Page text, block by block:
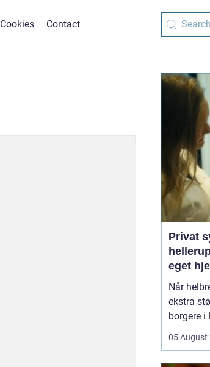
Cookies Contact
Privat
hellerup tryg
eget
Når
ekstra
borgere i
05 August